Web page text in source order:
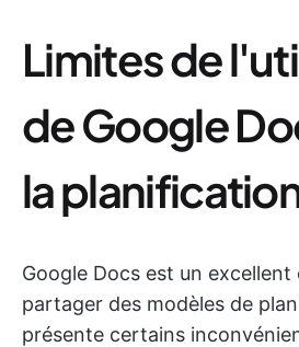
Limites de
de Google
la
Google Docs est un
partager des modèles de
présente certains